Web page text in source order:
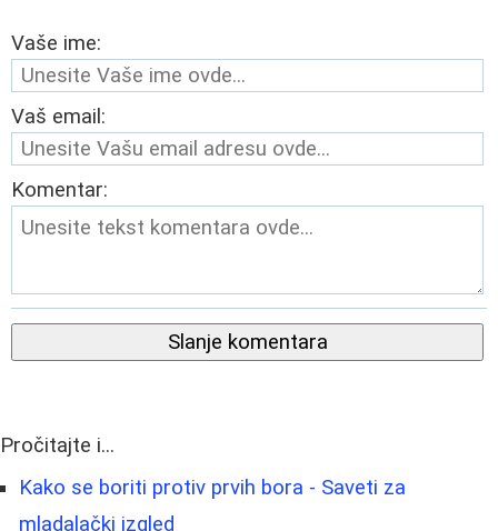
Vaše ime:
Vaš email:
Komentar:
Slanje komentara
Pročitajte i...
Kako se boriti protiv prvih bora - Saveti za
mladalački izgled